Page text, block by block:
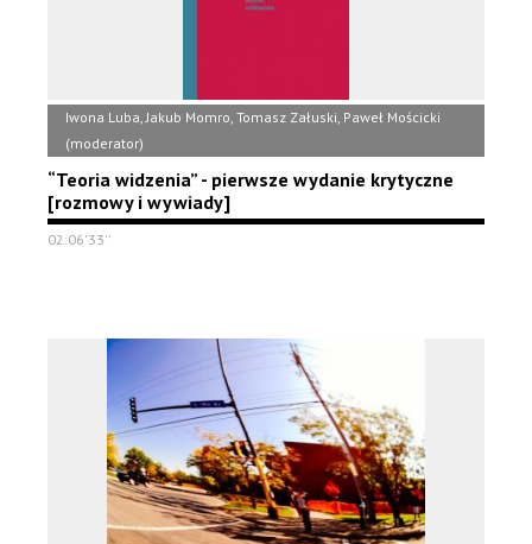
Iwona Luba, Jakub Momro, Tomasz Załuski, Paweł Mościcki
(moderator)
“Teoria widzenia” - pierwsze wydanie krytyczne
[rozmowy i wywiady]
02:06'33''